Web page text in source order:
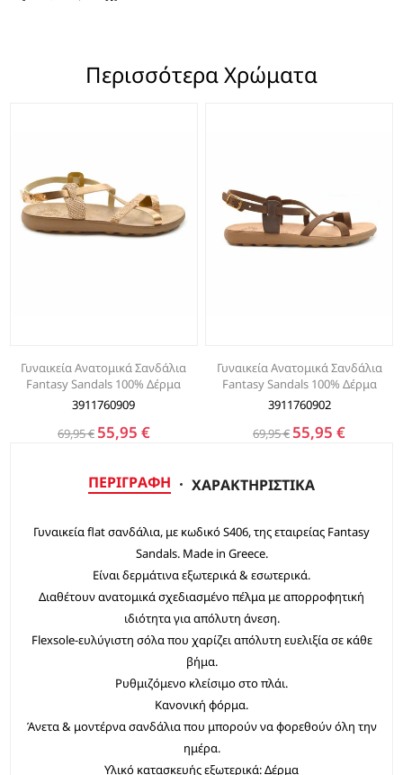
Περισσότερα Χρώματα
Γυναικεία Ανατομικά Σανδάλια
Fantasy Sandals 100% Δέρμα
3911760909
69,95 € 55,95 €
Γυναικεία Ανατομικά Σανδάλια
Fantasy Sandals 100% Δέρμα
3911760902
69,95 € 55,95 €
ΠΕΡΙΓΡΑΦΉ ΧΑΡΑΚΤΗΡΙΣΤΙΚΆ
Γυναικεία flat σανδάλια, με κωδικό S406, της εταιρείας Fantasy
Sandals. Made in Greece.
Είναι δερμάτινα εξωτερικά & εσωτερικά.
Διαθέτουν ανατομικά σχεδιασμένο πέλμα με απορροφητική
ιδιότητα για απόλυτη άνεση.
Flexsole-ευλύγιστη σόλα που χαρίζει απόλυτη ευελιξία σε κάθε
βήμα.
Ρυθμιζόμενο κλείσιμο στο πλάι.
Κανονική φόρμα.
Άνετα & μοντέρνα σανδάλια που μπορούν να φορεθούν όλη την
ημέρα.
Υλικό κατασκευής εξωτερικά: Δέρμα